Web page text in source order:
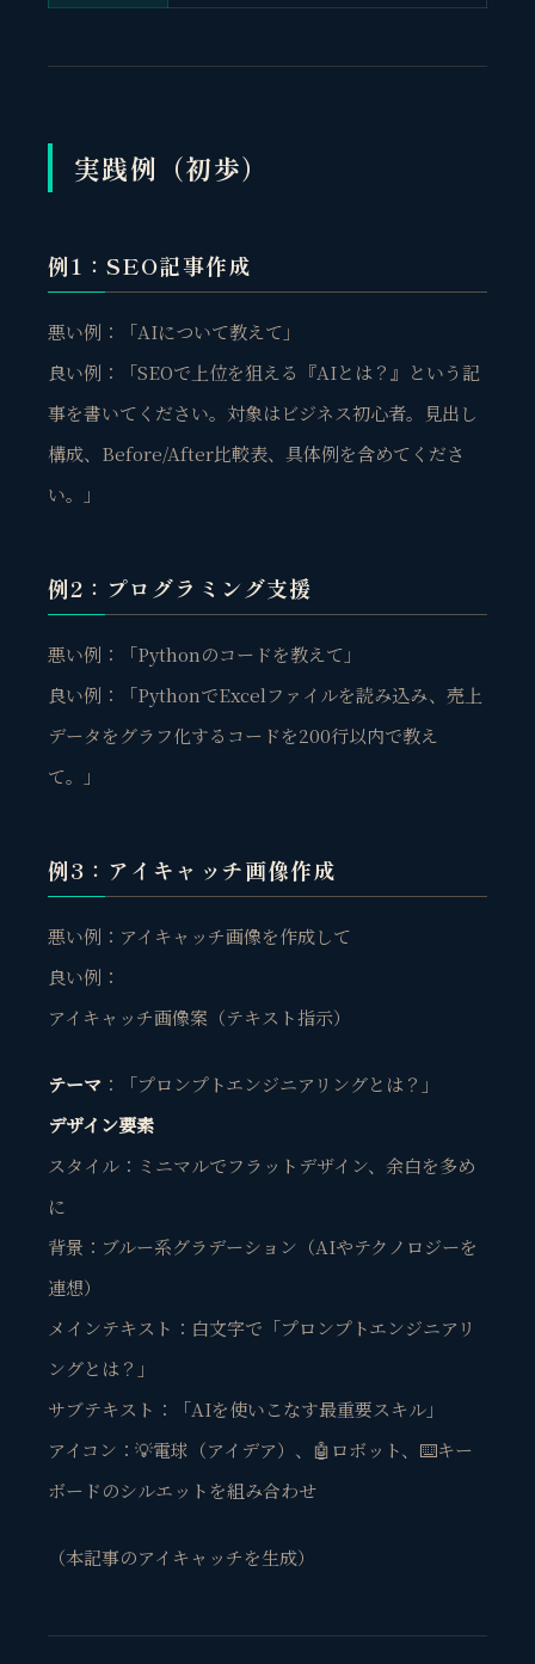
実践例（初歩）
例1：SEO記事作成
悪い例：「AIについて教えて」
良い例：「SEOで上位を狙える『AIとは？』という記
事を書いてください。対象はビジネス初心者。見出し
構成、Before/After比較表、具体例を含めてくださ
い。」
例2：プログラミング支援
悪い例：「Pythonのコードを教えて」
良い例：「PythonでExcelファイルを読み込み、売上
データをグラフ化するコードを200行以内で教え
て。」
例3：アイキャッチ画像作成
悪い例：アイキャッチ画像を作成して
良い例：
アイキャッチ画像案（テキスト指示）
テーマ ：「プロンプトエンジニアリングとは？」
デザイン要素
スタイル：ミニマルでフラットデザイン、余白を多め
に
背景：ブルー系グラデーション（AIやテクノロジーを
連想）
メインテキスト：白文字で「プロンプトエンジニアリ
ングとは？」
サブテキスト：「AIを使いこなす最重要スキル」
アイコン：💡電球（アイデア）、🤖ロボット、⌨️キー
ボードのシルエットを組み合わせ
（本記事のアイキャッチを生成）